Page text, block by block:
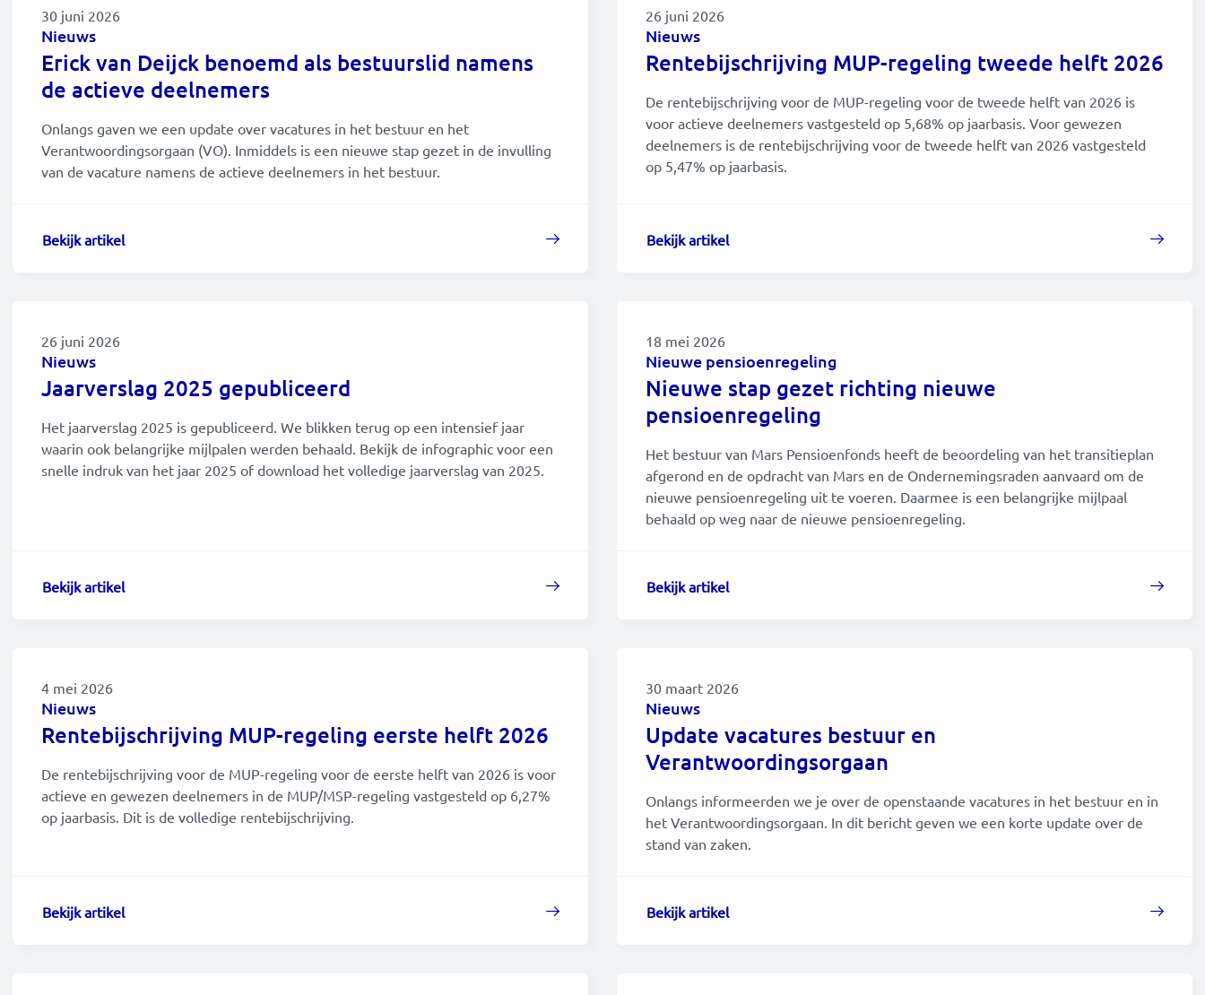
blog
interview
nieuwe pensioenregeling
nieuws
2025
2024
2023
2017
2015
2014
30 juni 2026
Nieuws
Erick van Deijck benoemd als bestuurslid namens
de actieve deelnemers
Onlangs gaven we een update over vacatures in het bestuur en het
Verantwoordingsorgaan (VO). Inmiddels is een nieuwe stap gezet in de invulling
van de vacature namens de actieve deelnemers in het bestuur.
Bekijk artikel
26 juni 2026
Nieuws
Rentebijschrijving MUP-regeling tweede helft 2026
De rentebijschrijving voor de MUP-regeling voor de tweede helft van 2026 is
voor actieve deelnemers vastgesteld op 5,68% op jaarbasis. Voor gewezen
deelnemers is de rentebijschrijving voor de tweede helft van 2026 vastgesteld
op 5,47% op jaarbasis.
Bekijk artikel
26 juni 2026
Nieuws
Jaarverslag 2025 gepubliceerd
Het jaarverslag 2025 is gepubliceerd. We blikken terug op een intensief jaar
waarin ook belangrijke mijlpalen werden behaald. Bekijk de infographic voor een
snelle indruk van het jaar 2025 of download het volledige jaarverslag van 2025.
Bekijk artikel
18 mei 2026
Nieuwe pensioenregeling
Nieuwe stap gezet richting nieuwe
pensioenregeling
Het bestuur van Mars Pensioenfonds heeft de beoordeling van het transitieplan
afgerond en de opdracht van Mars en de Ondernemingsraden aanvaard om de
nieuwe pensioenregeling uit te voeren. Daarmee is een belangrijke mijlpaal
behaald op weg naar de nieuwe pensioenregeling.
Bekijk artikel
4 mei 2026
Nieuws
Rentebijschrijving MUP-regeling eerste helft 2026
De rentebijschrijving voor de MUP-regeling voor de eerste helft van 2026 is voor
actieve en gewezen deelnemers in de MUP/MSP-regeling vastgesteld op 6,27%
op jaarbasis. Dit is de volledige rentebijschrijving.
Bekijk artikel
30 maart 2026
Nieuws
Update vacatures bestuur en
Verantwoordingsorgaan
Onlangs informeerden we je over de openstaande vacatures in het bestuur en in
het Verantwoordingsorgaan. In dit bericht geven we een korte update over de
stand van zaken.
Bekijk artikel